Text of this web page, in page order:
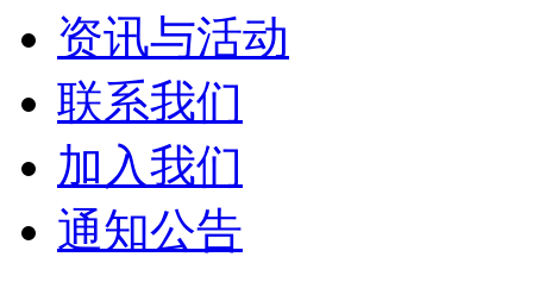
资讯与活动
联系我们
加入我们
通知公告